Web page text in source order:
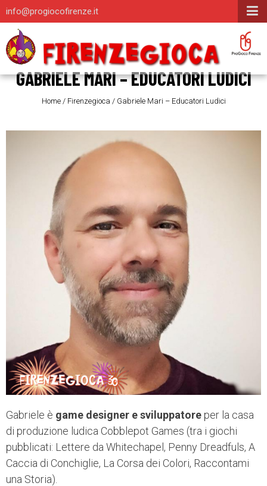
info@progiocofirenze.it
GABRIELE MARI – EDUCATORI LUDICI
Home/ Firenzegioca / Gabriele Mari – Educatori Ludici
Gabriele è game designer e sviluppatore per la casa
di produzione ludica Cobblepot Games (tra i giochi
pubblicati: Lettere da Whitechapel, Penny Dreadfuls, A
Caccia di Conchiglie, La Corsa dei Colori, Raccontami
una Storia).